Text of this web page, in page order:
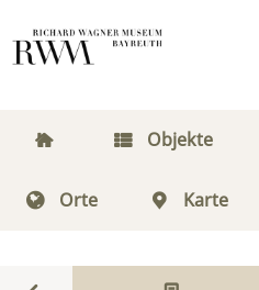
Objekte
Orte Karte